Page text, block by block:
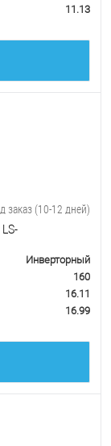
11.13
заказ (10-12 дней)
Инверторный
160
16.11
16.99